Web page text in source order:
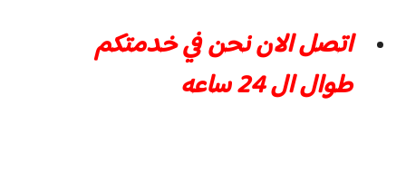
اتصل الان نحن في خدمتكم
طوال ال 24 ساعه